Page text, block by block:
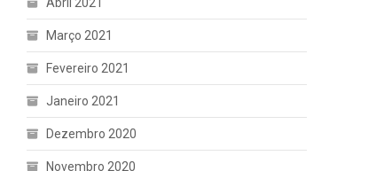
Março 2021
Fevereiro 2021
Janeiro 2021
Dezembro 2020
Novembro 2020